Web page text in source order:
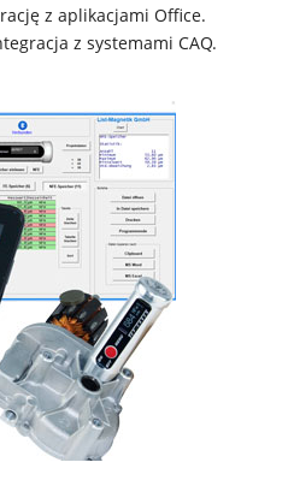
z aplikacjami Office.
z systemami CAQ.